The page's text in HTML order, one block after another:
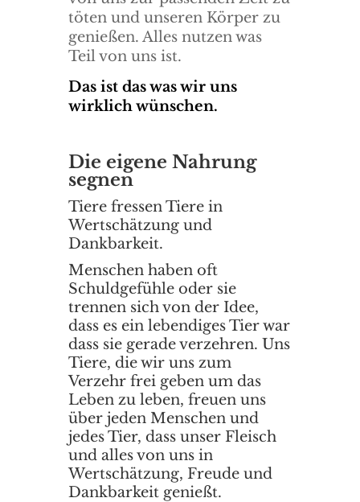
töten und unseren Körper zu
genießen. Alles nutzen was
Teil von uns ist.
Das ist das was wir uns
wirklich wünschen.
Die eigene Nahrung
segnen
Tiere fressen Tiere in
Wertschätzung und
Dankbarkeit.
Menschen haben oft
Schuldgefühle oder sie
trennen sich von der Idee,
dass es ein lebendiges Tier war
dass sie gerade verzehren. Uns
Tiere, die wir uns zum
Verzehr frei geben um das
Leben zu leben, freuen uns
über jeden Menschen und
jedes Tier, dass unser Fleisch
und alles von uns in
Wertschätzung, Freude und
Dankbarkeit genießt.